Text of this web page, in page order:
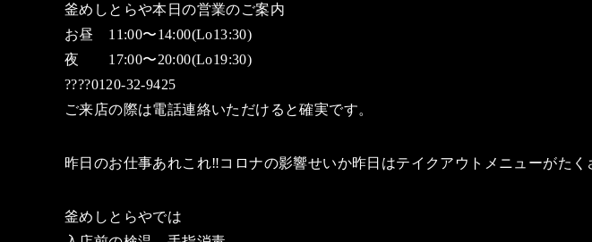
釜めしとらや本日の営業のご案内
お昼 11:00〜14:00(Lo13:30)
夜 17:00〜20:00(Lo19:30)
????0120-32-9425
ご来店の際は電話連絡いただけると確実です。
昨日のお仕事あれこれ‼️コロナの影響せいか昨日はテイクアウトメニューがたく
釜めしとらやでは